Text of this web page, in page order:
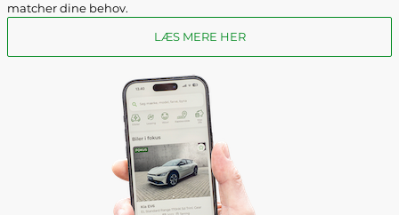
matcher dine behov.
LÆS MERE HER